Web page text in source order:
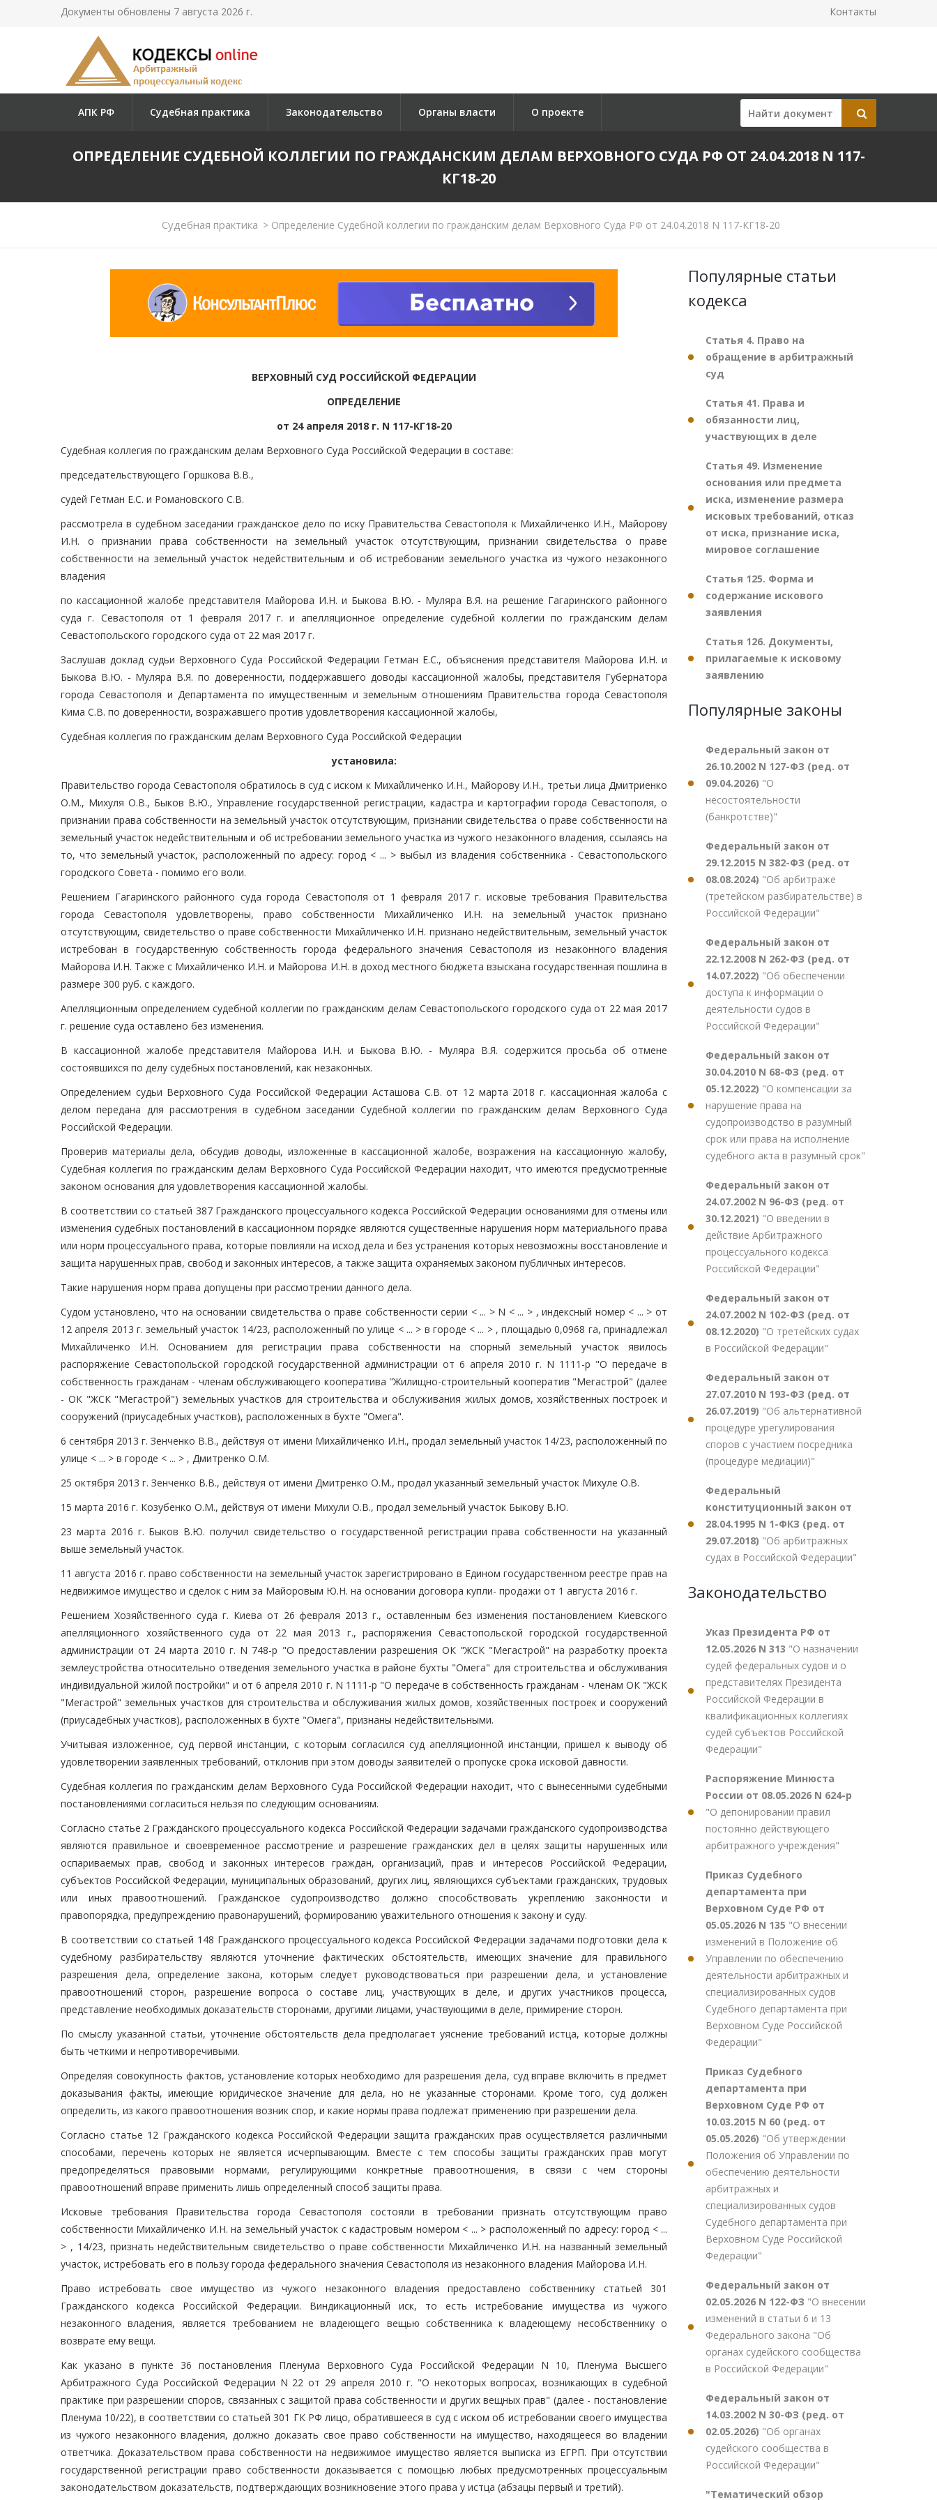
Документы обновлены 7 августа 2026 г. Контакты
АПК РФ Судебная практика Законодательство Органы власти О проекте
ОПРЕДЕЛЕНИЕ СУДЕБНОЙ КОЛЛЕГИИ ПО ГРАЖДАНСКИМ ДЕЛАМ ВЕРХОВНОГО СУДА РФ ОТ 24.04.2018 N 117-
КГ18-20
Судебная практика > Определение Судебной коллегии по гражданским делам Верховного Суда РФ от 24.04.2018 N 117-КГ18-20
ВЕРХОВНЫЙ СУД РОССИЙСКОЙ ФЕДЕРАЦИИ
ОПРЕДЕЛЕНИЕ
от 24 апреля 2018 г. N 117-КГ18-20
Судебная коллегия по гражданским делам Верховного Суда Российской Федерации в составе:
председательствующего Горшкова В.В.,
судей Гетман Е.С. и Романовского С.В.
рассмотрела в судебном заседании гражданское дело по иску Правительства Севастополя к Михайличенко И.Н., Майорову
И.Н. о признании права собственности на земельный участок отсутствующим, признании свидетельства о праве
собственности на земельный участок недействительным и об истребовании земельного участка из чужого незаконного
владения
по кассационной жалобе представителя Майорова И.Н. и Быкова В.Ю. - Муляра В.Я. на решение Гагаринского районного
суда г. Севастополя от 1 февраля 2017 г. и апелляционное определение судебной коллегии по гражданским делам
Севастопольского городского суда от 22 мая 2017 г.
Заслушав доклад судьи Верховного Суда Российской Федерации Гетман Е.С., объяснения представителя Майорова И.Н. и
Быкова В.Ю. - Муляра В.Я. по доверенности, поддержавшего доводы кассационной жалобы, представителя Губернатора
города Севастополя и Департамента по имущественным и земельным отношениям Правительства города Севастополя
Кима С.В. по доверенности, возражавшего против удовлетворения кассационной жалобы,
Судебная коллегия по гражданским делам Верховного Суда Российской Федерации
установила:
Правительство города Севастополя обратилось в суд с иском к Михайличенко И.Н., Майорову И.Н., третьи лица Дмитриенко
О.М., Михуля О.В., Быков В.Ю., Управление государственной регистрации, кадастра и картографии города Севастополя, о
признании права собственности на земельный участок отсутствующим, признании свидетельства о праве собственности на
земельный участок недействительным и об истребовании земельного участка из чужого незаконного владения, ссылаясь на
то, что земельный участок, расположенный по адресу: город < ... > выбыл из владения собственника - Севастопольского
городского Совета - помимо его воли.
Решением Гагаринского районного суда города Севастополя от 1 февраля 2017 г. исковые требования Правительства
города Севастополя удовлетворены, право собственности Михайличенко И.Н. на земельный участок признано
отсутствующим, свидетельство о праве собственности Михайличенко И.Н. признано недействительным, земельный участок
истребован в государственную собственность города федерального значения Севастополя из незаконного владения
Майорова И.Н. Также с Михайличенко И.Н. и Майорова И.Н. в доход местного бюджета взыскана государственная пошлина в
размере 300 руб. с каждого.
Апелляционным определением судебной коллегии по гражданским делам Севастопольского городского суда от 22 мая 2017
г. решение суда оставлено без изменения.
В кассационной жалобе представителя Майорова И.Н. и Быкова В.Ю. - Муляра В.Я. содержится просьба об отмене
состоявшихся по делу судебных постановлений, как незаконных.
Определением судьи Верховного Суда Российской Федерации Асташова С.В. от 12 марта 2018 г. кассационная жалоба с
делом передана для рассмотрения в судебном заседании Судебной коллегии по гражданским делам Верховного Суда
Российской Федерации.
Проверив материалы дела, обсудив доводы, изложенные в кассационной жалобе, возражения на кассационную жалобу,
Судебная коллегия по гражданским делам Верховного Суда Российской Федерации находит, что имеются предусмотренные
законом основания для удовлетворения кассационной жалобы.
В соответствии со статьей 387 Гражданского процессуального кодекса Российской Федерации основаниями для отмены или
изменения судебных постановлений в кассационном порядке являются существенные нарушения норм материального права
или норм процессуального права, которые повлияли на исход дела и без устранения которых невозможны восстановление и
защита нарушенных прав, свобод и законных интересов, а также защита охраняемых законом публичных интересов.
Такие нарушения норм права допущены при рассмотрении данного дела.
Судом установлено, что на основании свидетельства о праве собственности серии < ... > N < ... > , индексный номер < ... > от
12 апреля 2013 г. земельный участок 14/23, расположенный по улице < ... > в городе < ... > , площадью 0,0968 га, принадлежал
Михайличенко И.Н. Основанием для регистрации права собственности на спорный земельный участок явилось
распоряжение Севастопольской городской государственной администрации от 6 апреля 2010 г. N 1111-р "О передаче в
собственность гражданам - членам обслуживающего кооператива "Жилищно-строительный кооператив "Мегастрой" (далее
- ОК "ЖСК "Мегастрой") земельных участков для строительства и обслуживания жилых домов, хозяйственных построек и
сооружений (приусадебных участков), расположенных в бухте "Омега".
6 сентября 2013 г. Зенченко В.В., действуя от имени Михайличенко И.Н., продал земельный участок 14/23, расположенный по
улице < ... > в городе < ... > , Дмитренко О.М.
25 октября 2013 г. Зенченко В.В., действуя от имени Дмитренко О.М., продал указанный земельный участок Михуле О.В.
15 марта 2016 г. Козубенко О.М., действуя от имени Михули О.В., продал земельный участок Быкову В.Ю.
23 марта 2016 г. Быков В.Ю. получил свидетельство о государственной регистрации права собственности на указанный
выше земельный участок.
11 августа 2016 г. право собственности на земельный участок зарегистрировано в Едином государственном реестре прав на
недвижимое имущество и сделок с ним за Майоровым Ю.Н. на основании договора купли- продажи от 1 августа 2016 г.
Решением Хозяйственного суда г. Киева от 26 февраля 2013 г., оставленным без изменения постановлением Киевского
апелляционного хозяйственного суда от 22 мая 2013 г., распоряжения Севастопольской городской государственной
администрации от 24 марта 2010 г. N 748-р "О предоставлении разрешения ОК "ЖСК "Мегастрой" на разработку проекта
землеустройства относительно отведения земельного участка в районе бухты "Омега" для строительства и обслуживания
индивидуальной жилой постройки" и от 6 апреля 2010 г. N 1111-р "О передаче в собственность гражданам - членам ОК "ЖСК
"Мегастрой" земельных участков для строительства и обслуживания жилых домов, хозяйственных построек и сооружений
(приусадебных участков), расположенных в бухте "Омега", признаны недействительными.
Учитывая изложенное, суд первой инстанции, с которым согласился суд апелляционной инстанции, пришел к выводу об
удовлетворении заявленных требований, отклонив при этом доводы заявителей о пропуске срока исковой давности.
Судебная коллегия по гражданским делам Верховного Суда Российской Федерации находит, что с вынесенными судебными
постановлениями согласиться нельзя по следующим основаниям.
Согласно статье 2 Гражданского процессуального кодекса Российской Федерации задачами гражданского судопроизводства
являются правильное и своевременное рассмотрение и разрешение гражданских дел в целях защиты нарушенных или
оспариваемых прав, свобод и законных интересов граждан, организаций, прав и интересов Российской Федерации,
субъектов Российской Федерации, муниципальных образований, других лиц, являющихся субъектами гражданских, трудовых
или иных правоотношений. Гражданское судопроизводство должно способствовать укреплению законности и
правопорядка, предупреждению правонарушений, формированию уважительного отношения к закону и суду.
В соответствии со статьей 148 Гражданского процессуального кодекса Российской Федерации задачами подготовки дела к
судебному разбирательству являются уточнение фактических обстоятельств, имеющих значение для правильного
разрешения дела, определение закона, которым следует руководствоваться при разрешении дела, и установление
правоотношений сторон, разрешение вопроса о составе лиц, участвующих в деле, и других участников процесса,
представление необходимых доказательств сторонами, другими лицами, участвующими в деле, примирение сторон.
По смыслу указанной статьи, уточнение обстоятельств дела предполагает уяснение требований истца, которые должны
быть четкими и непротиворечивыми.
Определяя совокупность фактов, установление которых необходимо для разрешения дела, суд вправе включить в предмет
доказывания факты, имеющие юридическое значение для дела, но не указанные сторонами. Кроме того, суд должен
определить, из какого правоотношения возник спор, и какие нормы права подлежат применению при разрешении дела.
Согласно статье 12 Гражданского кодекса Российской Федерации защита гражданских прав осуществляется различными
способами, перечень которых не является исчерпывающим. Вместе с тем способы защиты гражданских прав могут
предопределяться правовыми нормами, регулирующими конкретные правоотношения, в связи с чем стороны
правоотношений вправе применить лишь определенный способ защиты права.
Исковые требования Правительства города Севастополя состояли в требовании признать отсутствующим право
собственности Михайличенко И.Н. на земельный участок с кадастровым номером < ... > расположенный по адресу: город < ...
> , 14/23, признать недействительным свидетельство о праве собственности Михайличенко И.Н. на названный земельный
участок, истребовать его в пользу города федерального значения Севастополя из незаконного владения Майорова И.Н.
Право истребовать свое имущество из чужого незаконного владения предоставлено собственнику статьей 301
Гражданского кодекса Российской Федерации. Виндикационный иск, то есть истребование имущества из чужого
незаконного владения, является требованием не владеющего вещью собственника к владеющему несобственнику о
возврате ему вещи.
Как указано в пункте 36 постановления Пленума Верховного Суда Российской Федерации N 10, Пленума Высшего
Арбитражного Суда Российской Федерации N 22 от 29 апреля 2010 г. "О некоторых вопросах, возникающих в судебной
практике при разрешении споров, связанных с защитой права собственности и других вещных прав" (далее - постановление
Пленума 10/22), в соответствии со статьей 301 ГК РФ лицо, обратившееся в суд с иском об истребовании своего имущества
из чужого незаконного владения, должно доказать свое право собственности на имущество, находящееся во владении
ответчика. Доказательством права собственности на недвижимое имущество является выписка из ЕГРП. При отсутствии
государственной регистрации право собственности доказывается с помощью любых предусмотренных процессуальным
законодательством доказательств, подтверждающих возникновение этого права у истца (абзацы первый и третий).
Популярные статьи
кодекса
Статья 4. Право на
обращение в арбитражный
суд
Статья 41. Права и
обязанности лиц,
участвующих в деле
Статья 49. Изменение
основания или предмета
иска, изменение размера
исковых требований, отказ
от иска, признание иска,
мировое соглашение
Статья 125. Форма и
содержание искового
заявления
Статья 126. Документы,
прилагаемые к исковому
заявлению
Популярные законы
Федеральный закон от
26.10.2002 N 127-ФЗ (ред. от
09.04.2026) "О
несостоятельности
(банкротстве)"
Федеральный закон от
29.12.2015 N 382-ФЗ (ред. от
08.08.2024) "Об арбитраже
(третейском разбирательстве) в
Российской Федерации"
Федеральный закон от
22.12.2008 N 262-ФЗ (ред. от
14.07.2022) "Об обеспечении
доступа к информации о
деятельности судов в
Российской Федерации"
Федеральный закон от
30.04.2010 N 68-ФЗ (ред. от
05.12.2022) "О компенсации за
нарушение права на
судопроизводство в разумный
срок или права на исполнение
судебного акта в разумный срок"
Федеральный закон от
24.07.2002 N 96-ФЗ (ред. от
30.12.2021) "О введении в
действие Арбитражного
процессуального кодекса
Российской Федерации"
Федеральный закон от
24.07.2002 N 102-ФЗ (ред. от
08.12.2020) "О третейских судах
в Российской Федерации"
Федеральный закон от
27.07.2010 N 193-ФЗ (ред. от
26.07.2019) "Об альтернативной
процедуре урегулирования
споров с участием посредника
(процедуре медиации)"
Федеральный
конституционный закон от
28.04.1995 N 1-ФКЗ (ред. от
29.07.2018) "Об арбитражных
судах в Российской Федерации"
Законодательство
Указ Президента РФ от
12.05.2026 N 313 "О назначении
судей федеральных судов и о
представителях Президента
Российской Федерации в
квалификационных коллегиях
судей субъектов Российской
Федерации"
Распоряжение Минюста
России от 08.05.2026 N 624-р
"О депонировании правил
постоянно действующего
арбитражного учреждения"
Приказ Судебного
департамента при
Верховном Суде РФ от
05.05.2026 N 135 "О внесении
изменений в Положение об
Управлении по обеспечению
деятельности арбитражных и
специализированных судов
Судебного департамента при
Верховном Суде Российской
Федерации"
Приказ Судебного
департамента при
Верховном Суде РФ от
10.03.2015 N 60 (ред. от
05.05.2026) "Об утверждении
Положения об Управлении по
обеспечению деятельности
арбитражных и
специализированных судов
Судебного департамента при
Верховном Суде Российской
Федерации"
Федеральный закон от
02.05.2026 N 122-ФЗ "О внесении
изменений в статьи 6 и 13
Федерального закона "Об
органах судейского сообщества
в Российской Федерации"
Федеральный закон от
14.03.2002 N 30-ФЗ (ред. от
02.05.2026) "Об органах
судейского сообщества в
Российской Федерации"
"Тематический обзор